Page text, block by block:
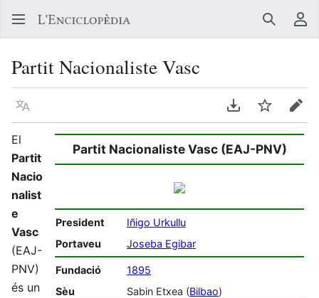
Buscar
Partit Nacionaliste Vasc
Llegir en un atre idioma Descarregar en
Vigilar
Partit Nacionaliste Vasc (EAJ-PNV)
President
Iñigo Urkullu
Portaveu
Joseba Egibar
Fundació
1895
Sèu
Sabin Etxea (Bilbao)
El
Partit
Nacio
nalist
e
Vasc
(EAJ-
PNV)
és un